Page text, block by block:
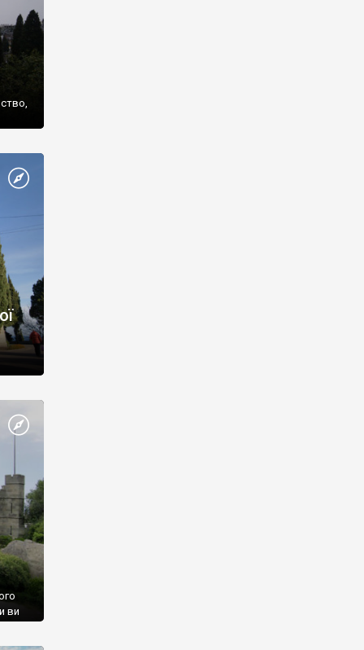
ви